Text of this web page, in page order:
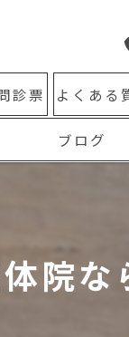
診票 よくある
ブログ
な